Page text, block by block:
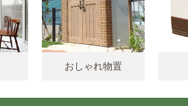
おしゃれ物置